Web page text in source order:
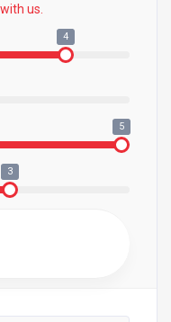
us.
4
5
3